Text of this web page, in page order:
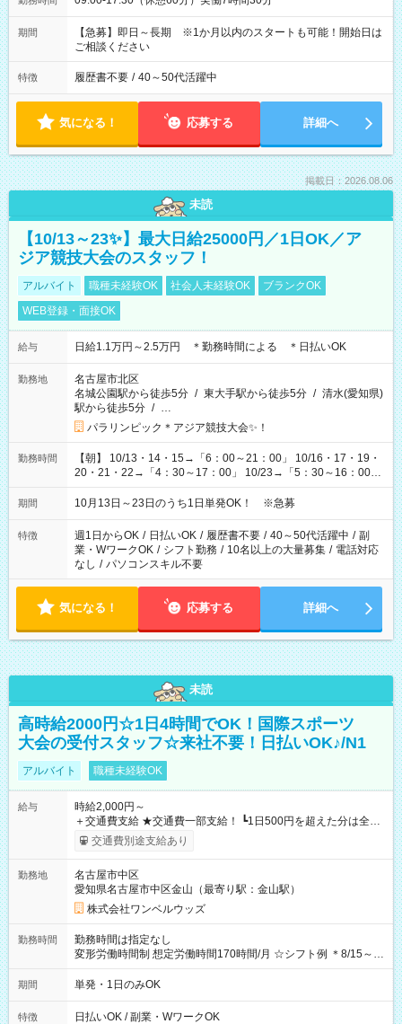
期間
【急募】即日～長期 ※1か月以内のスタートも可能！開始日は
ご相談ください
特徴 履歴書不要 / 40～50代活躍中
気になる！ 応募する 詳細へ
掲載日：2026.08.06
未読
【10/13～23✨】最大日給25000円／1日OK／ア
ジア競技大会のスタッフ！
アルバイト 職種未経験OK 社会人未経験OK
ブランクOK
WEB登録・面接OK
給与 日給1.1万円～2.5万円 ＊勤務時間による ＊日払いOK
勤務地
名古屋市北区
名城公園駅から徒歩5分 / 東大手駅から徒歩5分 / 清水(愛知県)
駅から徒歩5分 / …
パラリンピック＊アジア競技大会✨！
勤務時間
【朝】 10/13・14・15→「6：00～21：00」 10/16・17・19・
20・21・22→「4：30～17：00」 10/23→「5：30～16：00」
【夕方】 10/16・17・19～21→「17：00～26：00」
10/22→「17：00～24：30」 10/23→「16：00～23：00」 ＊
け、夕方だけ、などもOKです！
期間 10月13日～23日のうち1日単発OK！ ※急募
特徴 週1日からOK / 日払いOK / 履歴書不要 / 40～50代活躍中 / 副
業・WワークOK / シフト勤務 / 10名以上の大量募集 / 電話対応
なし / パソコンスキル不要
気になる！ 応募する 詳細へ
未読
高時給2000円☆1日4時間でOK！国際スポーツ
大会の受付スタッフ☆来社不要！日払いOK♪/N1
アルバイト 職種未経験OK
給与
時給2,000円～
＋交通費支給 ★交通費一部支給！ ┗1日500円を超えた分は全額
支給！ ※往復500円以内の方は自己負担となります ★日払い
OK！（規定あり） ┗働いたその日に現金GET♪ お仕事後はコン
期間なし
交通費別途支給あり
勤務地
名古屋市中区
愛知県名古屋市中区金山（最寄り駅：金山駅）
株式会社ワンベルウッズ
勤務時間
勤務時間は指定なし
変形労働時間制 想定労働時間170時間/月 ☆シフト例 ＊8/15～
10/26 全日共通 08：00～12：00 17：00～21：00 ＊8/31
～9/19のみ下記シフトもあります！ 12：00～16：00 ＊9/6～
00
期間 単発・1日のみOK
特徴 日払いOK / 副業・WワークOK